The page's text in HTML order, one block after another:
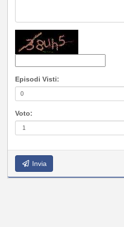
Episodi Visti:
Voto:
Invia